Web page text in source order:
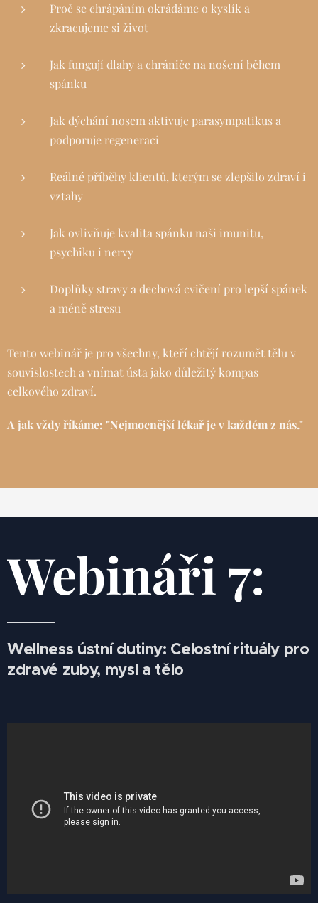
Proč se chrápáním okrádáme o kyslík a
zkracujeme si život
Jak fungují dlahy a chrániče na nošení během
spánku
Jak dýchání nosem aktivuje parasympatikus a
podporuje regeneraci
Reálné příběhy klientů, kterým se zlepšilo zdraví i
vztahy
Jak ovlivňuje kvalita spánku naši imunitu,
psychiku i nervy
Doplňky stravy a dechová cvičení pro lepší spánek
a méně stresu
Tento webinář je pro všechny, kteří chtějí rozumět tělu v
souvislostech a vnímat ústa jako důležitý kompas
celkového zdraví.
A jak vždy říkáme: "Nejmocnější lékař je v každém z nás."
Webináři 7:
Wellness ústní dutiny: Celostní rituály pro
zdravé zuby, mysl a tělo